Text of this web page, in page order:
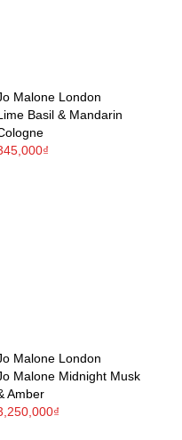
Malone London
Basil & Mandarin
Malone London
Malone Midnight Musk
Amber